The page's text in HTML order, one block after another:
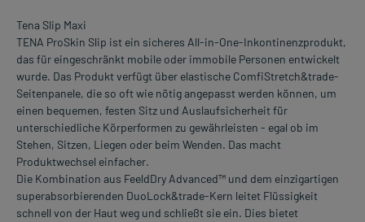
Tena Slip Maxi
TENA ProSkin Slip ist ein sicheres All-in-One-Inkontinenzprodukt,
das für eingeschränkt mobile oder immobile Personen entwickelt
wurde. Das Produkt verfügt über elastische ComfiStretch&trade-
Seitenpanele, die so oft wie nötig angepasst werden können, um
einen bequemen, festen Sitz und Auslaufsicherheit für
unterschiedliche Körperformen zu gewährleisten - egal ob im
Stehen, Sitzen, Liegen oder beim Wenden. Das macht
Produktwechsel einfacher.
Die Kombination aus FeeldDry Advanced™ und dem einzigartigen
superabsorbierenden DuoLock&trade-Kern leitet Flüssigkeit
schnell von der Haut weg und schließt sie ein. Dies bietet